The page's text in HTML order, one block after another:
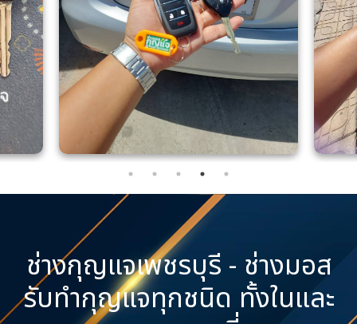
ช่างกุญแจเพชรบุรี - ช่างมอส
รับทำกุญแจทุกชนิด ทั้งในและ